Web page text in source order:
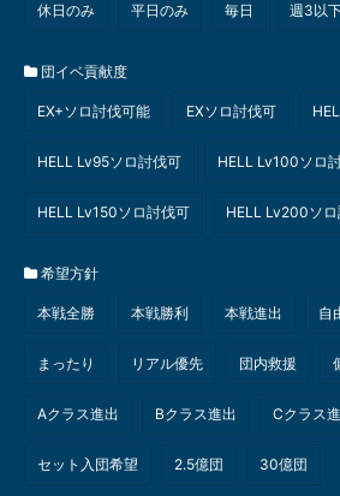
休日のみ 平日のみ 毎日 週3以
団イベ貢献度
EX+ソロ討伐可能 EXソロ討伐可
HELL Lv95ソロ討伐可 HELL Lv100ソロ
HELL Lv150ソロ討伐可 HELL Lv200ソ
希望方針
本戦全勝 本戦勝利 本戦進出 自
まったり リアル優先 団内救援
Aクラス進出 Bクラス進出 Cクラス
セット入団希望 2.5億団 30億団